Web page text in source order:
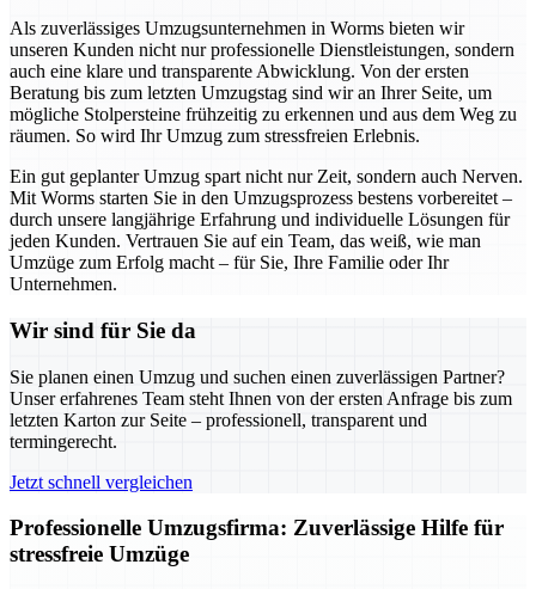
Als zuverlässiges Umzugsunternehmen in Worms bieten wir
unseren Kunden nicht nur professionelle Dienstleistungen, sondern
auch eine klare und transparente Abwicklung. Von der ersten
Beratung bis zum letzten Umzugstag sind wir an Ihrer Seite, um
mögliche Stolpersteine frühzeitig zu erkennen und aus dem Weg zu
räumen. So wird Ihr Umzug zum stressfreien Erlebnis.
Ein gut geplanter Umzug spart nicht nur Zeit, sondern auch Nerven.
Mit Worms starten Sie in den Umzugsprozess bestens vorbereitet –
durch unsere langjährige Erfahrung und individuelle Lösungen für
jeden Kunden. Vertrauen Sie auf ein Team, das weiß, wie man
Umzüge zum Erfolg macht – für Sie, Ihre Familie oder Ihr
Unternehmen.
Wir sind für Sie da
Sie planen einen Umzug und suchen einen zuverlässigen Partner?
Unser erfahrenes Team steht Ihnen von der ersten Anfrage bis zum
letzten Karton zur Seite – professionell, transparent und
termingerecht.
Jetzt schnell vergleichen
Professionelle Umzugsfirma: Zuverlässige Hilfe für
stressfreie Umzüge